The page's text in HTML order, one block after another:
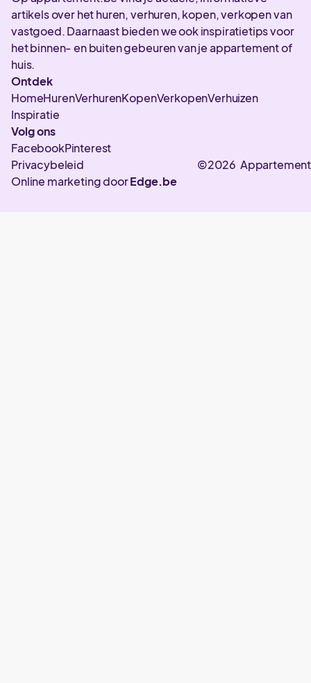
artikels over het huren, verhuren, kopen, verkopen van
vastgoed. Daarnaast bieden we ook inspiratietips voor
het binnen- en buiten gebeuren van je appartement of
huis.
Ontdek
HomeHurenVerhurenKopenVerkopenVerhuizen
Inspiratie
Volg ons
FacebookPinterest
©2026
Privacybeleid
Online marketing doorEdge.be